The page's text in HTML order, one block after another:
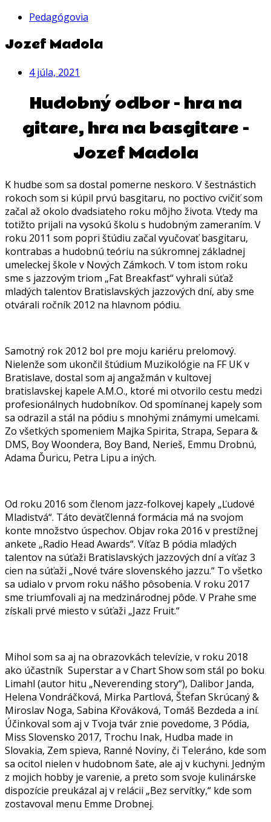
Pedagógovia
Jozef Madola
4 júla, 2021
Hudobný odbor - hra na
gitare, hra na basgitare -
Jozef Madola
K hudbe som sa dostal pomerne neskoro. V šestnástich
rokoch som si kúpil prvú basgitaru, no poctivo cvičiť som
začal až okolo dvadsiateho roku môjho života. Vtedy ma
totižto prijali na vysokú školu s hudobným zameraním. V
roku 2011 som popri štúdiu začal vyučovať basgitaru,
kontrabas a hudobnú teóriu na súkromnej základnej
umeleckej škole v Nových Zámkoch. V tom istom roku
sme s jazzovým triom „Fat Breakfast“ vyhrali súťaž
mladých talentov Bratislavských jazzových dní, aby sme
otvárali ročník 2012 na hlavnom pódiu.
Samotný rok 2012 bol pre moju kariéru prelomový.
Nielenže som ukončil štúdium Muzikológie na FF UK v
Bratislave, dostal som aj angažmán v kultovej
bratislavskej kapele A.M.O., ktoré mi otvorilo cestu medzi
profesionálnych hudobníkov. Od spomínanej kapely som
sa odrazil a stál na pódiu s mnohými známymi umelcami.
Zo všetkých spomeniem Majka Spirita, Strapa, Separa &
DMS, Boy Woondera, Boy Band, Nerieš, Emmu Drobnú,
Adama Ďuricu, Petra Lipu a iných.
Od roku 2016 som členom jazz-folkovej kapely „Ľudové
Mladistvá“. Táto deväťčlenná formácia má na svojom
konte množstvo úspechov. Objav roka 2016 v prestížnej
ankete „Radio Head Awards“. Víťaz B pódia mladých
talentov na súťaži Bratislavských jazzových dní a víťaz 3
cien na súťaži „Nové tváre slovenského jazzu.“ To všetko
sa udialo v prvom roku nášho pôsobenia. V roku 2017
sme triumfovali aj na medzinárodnej pôde. V Prahe sme
získali prvé miesto v súťaži „Jazz Fruit.“
Mihol som sa aj na obrazovkách televízie, v roku 2018
ako účastník Superstar a v Chart Show som stál po boku
Limahl (autor hitu „Neverending story“), Dalibor Janda,
Helena Vondráčková, Mirka Partlová, Štefan Skrúcaný &
Miroslav Noga, Sabina Křováková, Tomáš Bezdeda a iní.
Účinkoval som aj v Tvoja tvár znie povedome, 3 Pódia,
Miss Slovensko 2017, Trochu Inak, Hudba made in
Slovakia, Zem spieva, Ranné Noviny, či Teleráno, kde som
sa ocitol nielen v hudobnom šate, ale aj v kuchyni. Jedným
z mojich hobby je varenie, a preto som svoje kulinárske
dispozície preukázal aj v relácii „Bez servítky,“ kde som
zostavoval menu Emme Drobnej.